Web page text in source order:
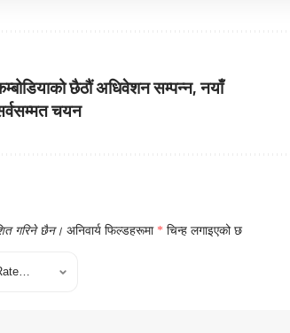
छैठौं अधिवेशन सम्पन्न, नयाँ
चयन
गरिने छैन। अनिवार्य फिल्डहरूमा * चिन्ह लगाइएको छ